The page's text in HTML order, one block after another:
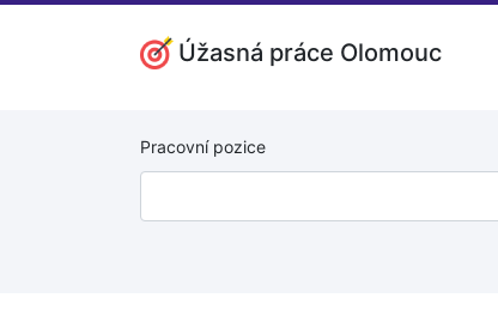
Úžasná práce Olomouc
Pracovní pozice